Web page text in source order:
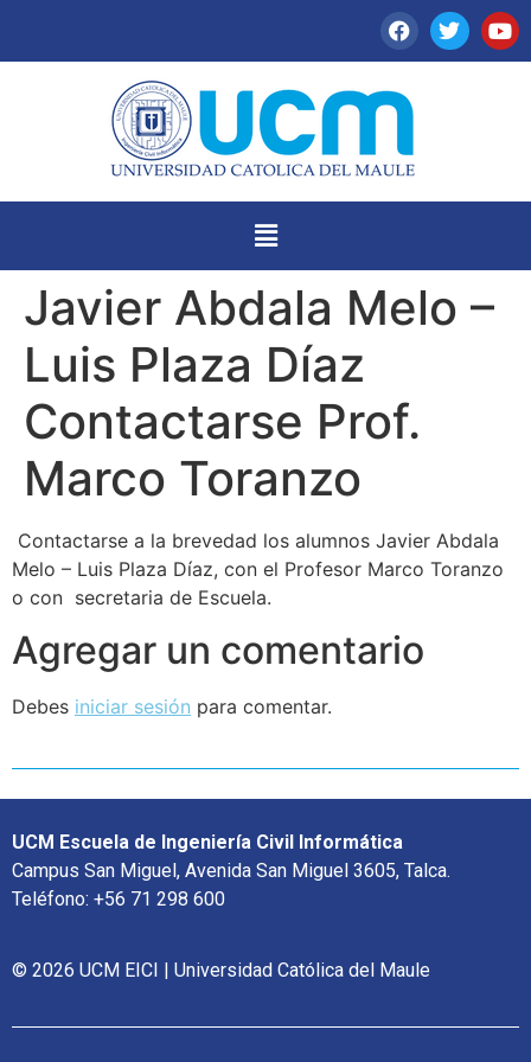
Javier Abdala Melo –
Luis Plaza Díaz
Contactarse Prof.
Marco Toranzo
Contactarse a la brevedad los alumnos Javier Abdala
Melo – Luis Plaza Díaz, con el Profesor Marco Toranzo
o con secretaria de Escuela.
Agregar un comentario
Debes iniciar sesión para comentar.
UCM Escuela de Ingeniería Civil Informática
Campus San Miguel, Avenida San Miguel 3605, Talca.
Teléfono: +56 71 298 600
© 2026 UCM EICI | Universidad Católica del Maule